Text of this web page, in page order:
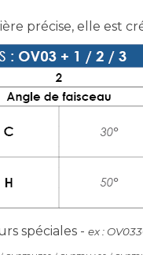
précise, elle est
spéciales - ex :